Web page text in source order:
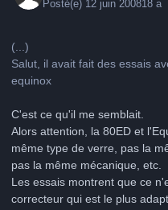
Posté(e) 12 juin 200818 a
(...)
Salut, il avait fait des essais
equinox
C'est ce qu'il me semblait.
Alors attention, la 80ED et
même type de verre, pas la
pas la même mécanique, etc.
Les essais montrent que ce
correcteur qui est le plus